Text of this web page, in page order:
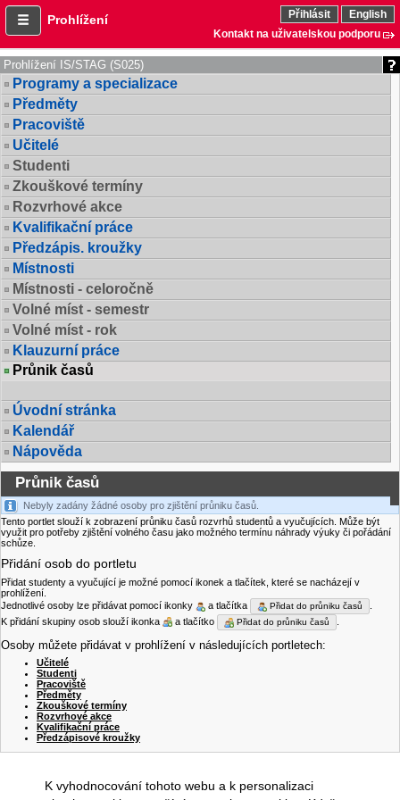
Prohlížení Přihlásit
English
Kontakt na uživatelskou podporu
Prohlížení IS/STAG (S025)
Programy a specializace
Předměty
Pracoviště
Učitelé
Studenti
Zkouškové termíny
Rozvrhové akce
Kvalifikační práce
Předzápis. kroužky
Místnosti
Místnosti - celoročně
Volné míst - semestr
Volné míst - rok
Klauzurní práce
Průnik časů
Úvodní stránka
Kalendář
Nápověda
Průnik časů
Nebyly zadány žádné osoby pro zjištění průniku časů.
Tento portlet slouží k zobrazení průniku časů rozvrhů studentů a vyučujících. Může být
využit pro potřeby zjištění volného času jako možného termínu náhrady výuky či pořádání
schůze.
Přidání osob do portletu
Přidat studenty a vyučující je možné pomocí ikonek a tlačítek, které se nacházejí v
prohlížení.
Jednotlivé osoby lze přidávat pomocí ikonky
a tlačítka Přidat do průniku časů
K přidání skupiny osob slouží ikonka
a tlačítko Přidat do průniku časů
Osoby můžete přidávat v prohlížení v následujících portletech:
Učitelé
Studenti
Pracoviště
Předměty
Zkouškové termíny
Rozvrhové akce
Kvalifikační práce
Předzápisové kroužky
K vyhodnocování tohoto webu a k personalizaci